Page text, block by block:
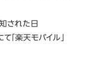
された日
「楽天モバイル」